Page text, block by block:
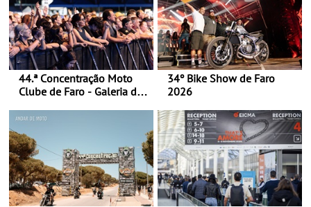
44.ª Concentração Moto
Clube de Faro - Galeria de
34º Bike Show de Faro
2026